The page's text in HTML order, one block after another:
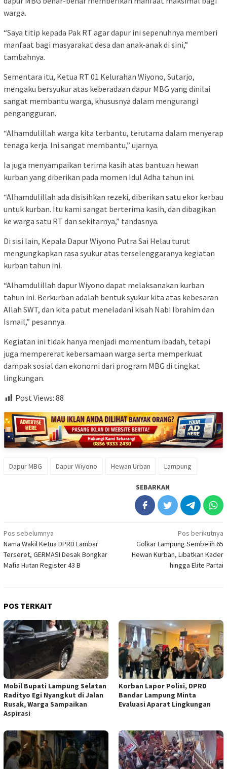
warga.
“Saya titip kepada Pak RT agar dapur ini sepenuhnya memberi
manfaat bagi masyarakat desa dan anak-anak di sini,”
tambahnya.
Sementara itu, Ketua RT 01 Kelurahan Wiyono, Sutarjo,
mengaku bersyukur atas keberadaan dapur MBG yang dinilai
sangat membantu warga, khususnya dalam mengurangi
pengangguran.
“Alhamdulillah warga kita terbantu, terutama dalam menyerap
tenaga kerja. Ini sangat membantu,” ujarnya.
Ia juga menyampaikan terima kasih atas bantuan hewan
kurban yang diberikan pada momen Idul Adha tahun ini.
“Alhamdulillah ada disisihkan rezeki, diberikan satu ekor kerbau
untuk kurban. Itu kami sangat berterima kasih, dan dibagikan
ke warga satu RT dan sekitarnya,” tandasnya.
Di sisi lain, Kepala Dapur Wiyono Putra Sai Helau turut
mengungkapkan rasa syukur atas terselenggaranya kegiatan
kurban tahun ini.
“Alhamdulillah dapur Wiyono dapat melaksanakan kurban
tahun ini. Berkurban adalah bentuk syukur kita atas kebesaran
Allah SWT, dan kita patut meneladani kisah Nabi Ibrahim dan
Ismail,” pesannya.
Kegiatan ini tidak hanya menjadi momentum ibadah, tetapi
juga mempererat kebersamaan warga serta memperkuat
dampak sosial dan ekonomi dari program MBG di tingkat
lingkungan.
Post Views: 88
Dapur MBG Dapur Wiyono Hewan Urban Lampung
SEBARKAN
Navigasi
pos
Pos sebelumnya
Nama Wakil Ketua DPRD Lambar
Terseret, GERMASI Desak Bongkar
Mafia Hutan Register 43 B
Pos berikutnya
Golkar Lampung Sembelih 65
Hewan Kurban, Libatkan Kader
hingga Elite Partai
POS TERKAIT
Mobil Bupati Lampung Selatan
Radityo Egi Nyangkut di Jalan
Rusak, Warga Sampaikan
Aspirasi
Korban Lapor Polisi, DPRD
Bandar Lampung Minta
Evaluasi Aparat Lingkungan